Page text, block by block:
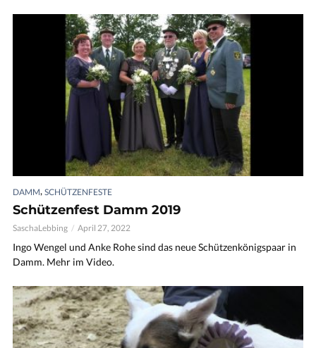
DAMM, SCHÜTZENFESTE
Schützenfest Damm 2019
SaschaLebbing April 27, 2022
Ingo Wengel und Anke Rohe sind das neue Schützenkönigspaar in
Damm. Mehr im Video.